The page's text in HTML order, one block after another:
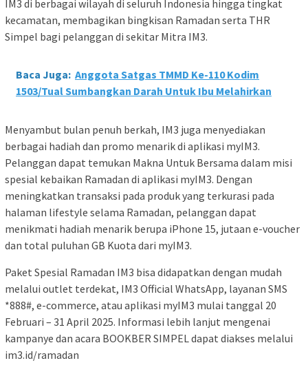
IM3 di berbagai wilayah di seluruh Indonesia hingga tingkat
kecamatan, membagikan bingkisan Ramadan serta THR
Simpel bagi pelanggan di sekitar Mitra IM3.
Baca Juga: Anggota Satgas TMMD Ke-110 Kodim
1503/Tual Sumbangkan Darah Untuk Ibu Melahirkan
Menyambut bulan penuh berkah, IM3 juga menyediakan
berbagai hadiah dan promo menarik di aplikasi myIM3.
Pelanggan dapat temukan Makna Untuk Bersama dalam misi
spesial kebaikan Ramadan di aplikasi myIM3. Dengan
meningkatkan transaksi pada produk yang terkurasi pada
halaman lifestyle selama Ramadan, pelanggan dapat
menikmati hadiah menarik berupa iPhone 15, jutaan e-voucher
dan total puluhan GB Kuota dari myIM3.
Paket Spesial Ramadan IM3 bisa didapatkan dengan mudah
melalui outlet terdekat, IM3 Official WhatsApp, layanan SMS
*888#, e-commerce, atau aplikasi myIM3 mulai tanggal 20
Februari – 31 April 2025. Informasi lebih lanjut mengenai
kampanye dan acara BOOKBER SIMPEL dapat diakses melalui
im3.id/ramadan